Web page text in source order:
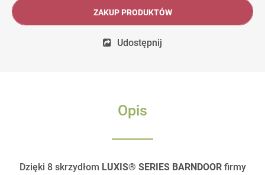
ZAKUP PRODUKTÓW
Udostępnij
Opis
Dzięki 8 skrzydłom LUXIS® SERIES BARNDOORfirmy